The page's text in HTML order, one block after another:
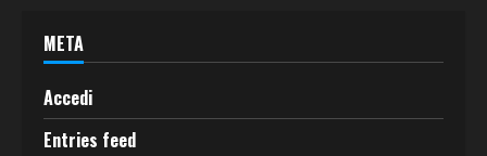
META
Accedi
Entries feed